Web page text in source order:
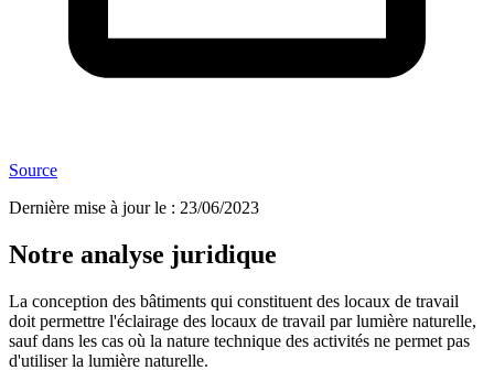
Source
Dernière mise à jour le : 23/06/2023
Notre analyse juridique
La conception des bâtiments qui constituent des locaux de travail
doit permettre l'éclairage des locaux de travail par lumière naturelle,
sauf dans les cas où la nature technique des activités ne permet pas
d'utiliser la lumière naturelle.